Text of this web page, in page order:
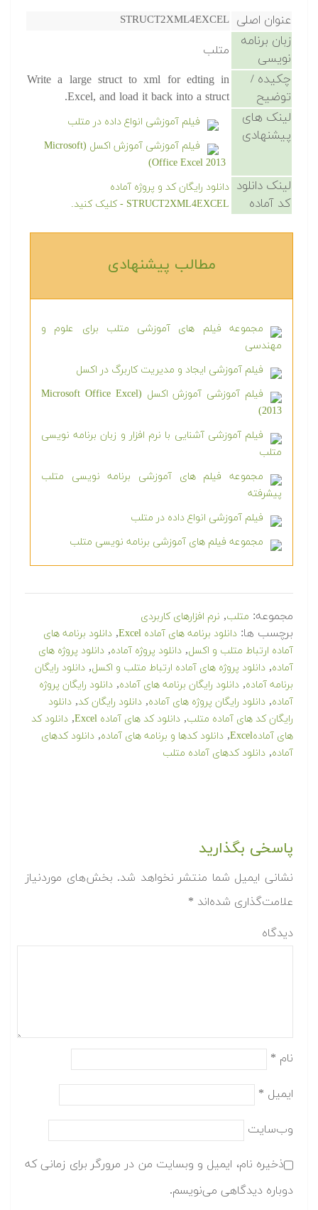
عنوان اصلی STRUCT2XML4EXCEL
زبان برنامه
نویسی
متلب
چکیده /
توضیح
Write a large struct to xml for edting in
Excel, and load it back into a struct.
لینک های
پیشنهادی
فیلم آموزشی انواع داده در متلب
فیلم آموزشی آموزش اکسل (Microsoft
Office Excel 2013)
لینک دانلود
کد آماده
دانلود رایگان کد و پروژه آماده
STRUCT2XML4EXCEL - کلیک کنید.
مطالب پیشنهادی‎
مجموعه فیلم های آموزشی متلب برای علوم و
مهندسی
فیلم آموزشی ایجاد و مدیریت کاربرگ در اکسل
فیلم آموزشی آموزش اکسل (Microsoft Office Excel
2013)
فیلم آموزشی آشنایی با نرم افزار و زبان برنامه نویسی
متلب
مجموعه فیلم های آموزشی برنامه نویسی متلب
پیشرفته
فیلم آموزشی انواع داده در متلب
مجموعه فیلم های آموزشی برنامه نویسی متلب
مجموعه: متلب, نرم افزارهای کاربردی
برچسب ها: دانلود برنامه های آماده Excel , دانلود برنامه های
آماده ارتباط متلب و اکسل, دانلود پروژه آماده, دانلود پروژه های
آماده, دانلود پروژه های آماده ارتباط متلب و اکسل, دانلود رایگان
برنامه آماده, دانلود رایگان برنامه های آماده, دانلود رایگان پروژه
آماده, دانلود رایگان پروژه های آماده, دانلود رایگان کد, دانلود
رایگان کد های آماده متلب, دانلود کد های آماده Excel , دانلود کد
های آمادهExcel
, دانلود کدها و برنامه های آماده, دانلود کدهای
آماده, دانلود کدهای آماده متلب
پاسخی بگذارید
نشانی ایمیل شما منتشر نخواهد شد. بخش‌های موردنیاز
علامت‌گذاری شده‌اند *
دیدگاه
نام *
ایمیل *
وب‌سایت
ذخیره نام، ایمیل و وبسایت من در مرورگر برای زمانی که
دوباره دیدگاهی می‌نویسم.